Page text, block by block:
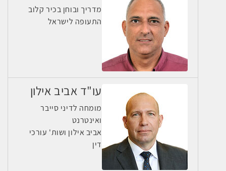
מדריך ובוחן בכיר קלוב
התעופה לישראל
עו"ד אביב אילון
מומחה לדיני סייבר
ואינטרנט
אביב אילון ושות' עורכי
דין